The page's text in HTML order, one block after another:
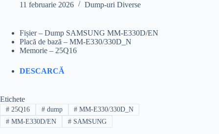
11 februarie 2026 Dump-uri Diverse
Fișier – Dump SAMSUNG MM-E330D/EN
Placă de bază – MM-E330/330D_N
Memorie – 25Q16
DESCARCĂ
Etichete
#25Q16 #dump # MM-E330/330D_N
#MM-E330D/EN #SAMSUNG